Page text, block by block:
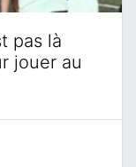
pas là
jouer au